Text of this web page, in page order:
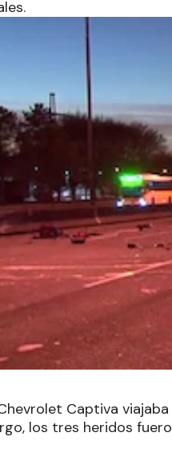
Captiva
los tres heridos